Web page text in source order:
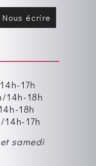
Nous écrire
17h
/14h-18h
18h
/14h-17h
samedi